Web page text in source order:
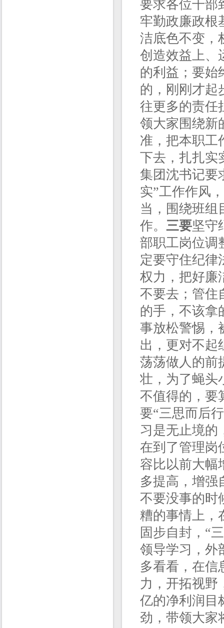
要求各位干部
牢勤政廉政根
洁底色不变，
创造效益上、
的利益；要始
的，刚刚才起
往更多的责任
领大家围绕新
准，把本职工
下去，扎扎实
集团沈书记要
实”工作作风
当，围绕班组
作。 三要坚守
部职工岗位调
定要守住纪律
权力，把好廉
不要去；管住
的手，不该拿
事放松警惕，
出，更对不起
荡荡做人的前
壮，为了蝇头
不值得的，要
要“三思而后
习是无止境的
在到了管理岗
容比以前大幅
多提高，增强
不要没事的时
糟的事情上，
固步自封，“
领导学习，外
多看看，在信
力，开拓视野
亿的净利润目
劲，带领大家